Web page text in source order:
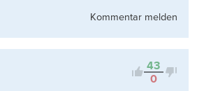
Kommentar melden
43
0